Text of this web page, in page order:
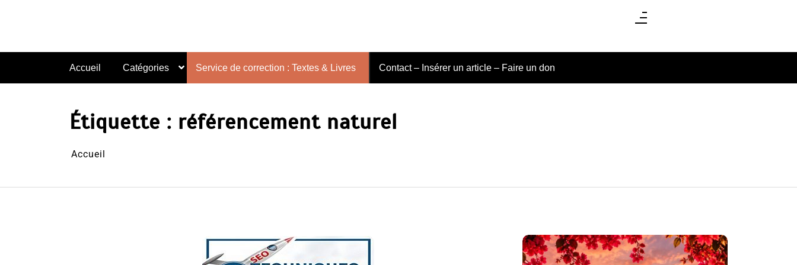
Accueil Catégories Service de correction : Textes & Livres Contact – Insérer un article – Faire un don
Étiquette : référencement naturel
Accueil